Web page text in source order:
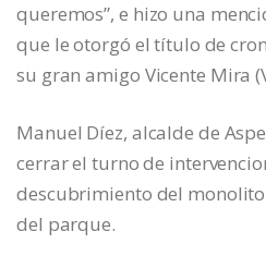
queremos”, e hizo una
que le otorgó el título de
su gran amigo Vicente Mira
Manuel Díez, alcalde de
cerrar el turno de
descubrimiento del
del parque.